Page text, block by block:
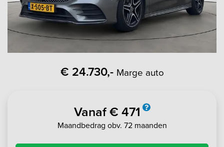
€ 24.730,- Marge auto
Vanaf € 471
Maandbedrag obv. 72 maanden